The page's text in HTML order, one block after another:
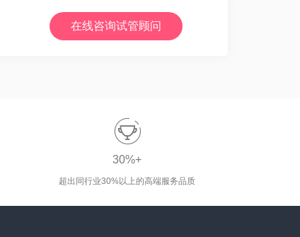
在线咨询试管顾问

30%+
超出同行业30%以上的高端服务品质